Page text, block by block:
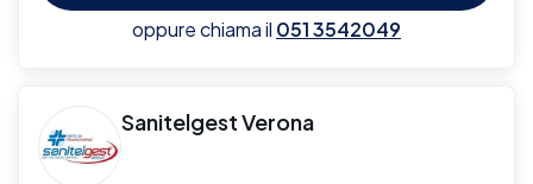
oppure chiama il 051 3542049
Sanitelgest Verona